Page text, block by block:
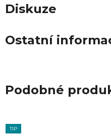
Diskuze
Ostatní
Podobné
TIP